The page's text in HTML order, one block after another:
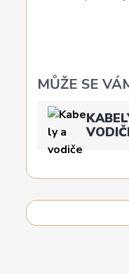
MŮŽE SE